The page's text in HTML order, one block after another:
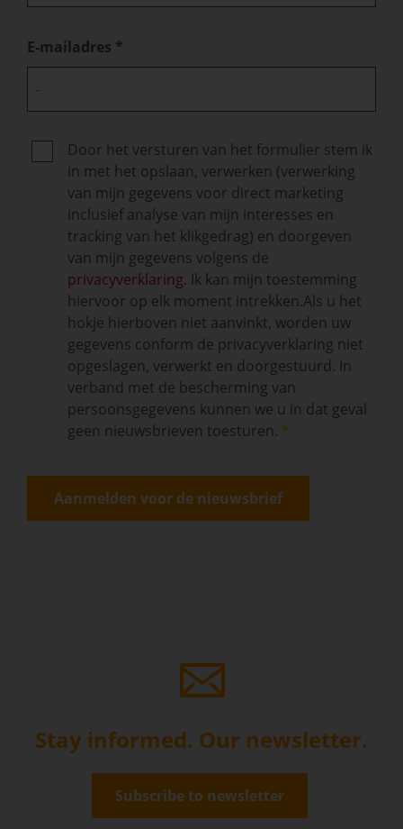
E-mailadres
Door het versturen van het formulier stem ik
in met het opslaan, verwerken (verwerking
van mijn gegevens voor direct marketing
inclusief analyse van mijn interesses en
tracking van het klikgedrag) en doorgeven
van mijn gegevens volgens de
privacyverklaring. Ik kan mijn toestemming
hiervoor op elk moment intrekken.Als u het
hokje hierboven niet aanvinkt, worden uw
gegevens conform de privacyverklaring niet
opgeslagen, verwerkt en doorgestuurd. In
verband met de bescherming van
persoonsgegevens kunnen we u in dat geval
geen nieuwsbrieven toesturen.
Stay informed. Our newsletter.
Subscribe to newsletter